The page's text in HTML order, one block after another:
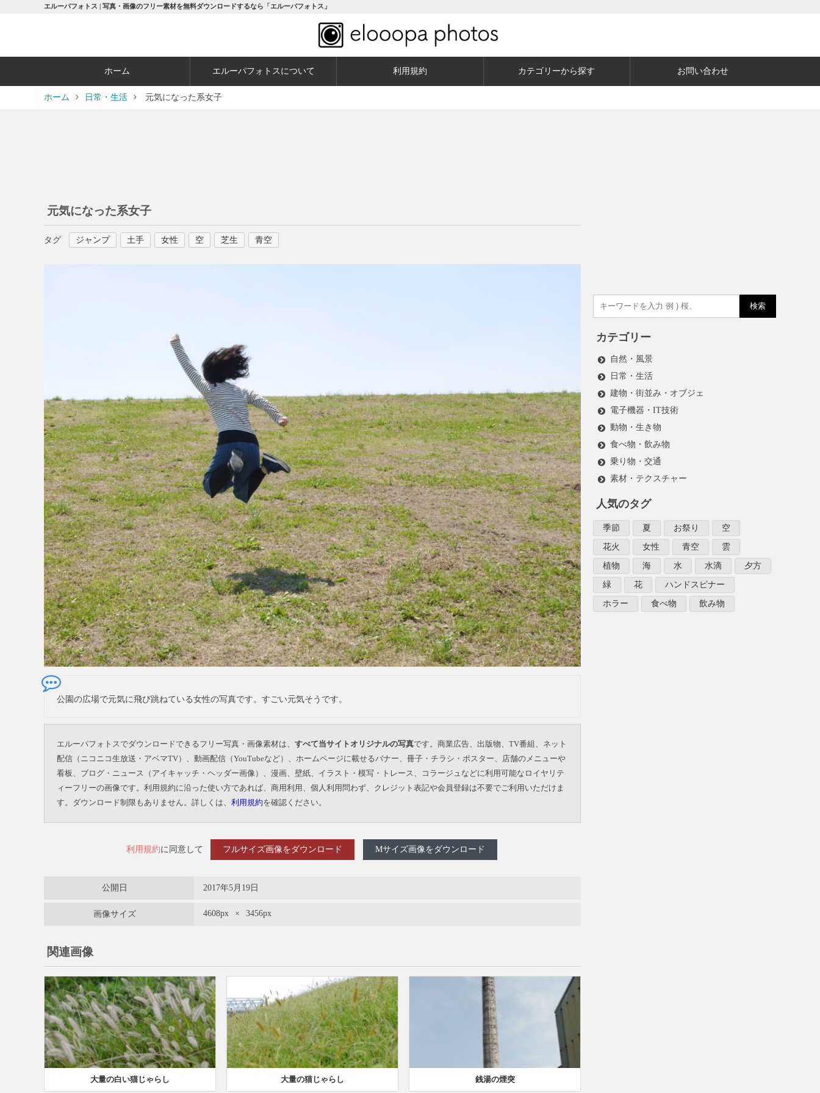
エルーパフォトス | 写真・画像のフリー素材を無料ダウンロードするなら「エルーパフォトス」
ホーム エルーパフォトスについて 利用規約 カテゴリーから探す お問い合わせ
ホーム 日常・生活 元気になった系女子
元気になった系女子
タグ ジャンプ 土手 女性 空 芝生 青空
公園の広場で元気に飛び跳ねている女性の写真です。すごい元気そうです。
エルーパフォトスでダウンロードできるフリー写真・画像素材は、 すべて当サイトオリジナルの写真です。商業広告、出版物、TV番組、ネット
配信（ニコニコ生放送・アベマTV）、動画配信（YouTubeなど）、ホームページに載せるバナー、冊子・チラシ・ポスター、店舗のメニューや
看板、ブログ・ニュース（アイキャッチ・ヘッダー画像）、漫画、壁紙、イラスト・模写・トレース、コラージュなどに利用可能なロイヤリテ
ィーフリーの画像です。利用規約に沿った使い方であれば、商用利用、個人利用問わず、クレジット表記や会員登録は不要でご利用いただけま
す。ダウンロード制限もありません。詳しくは、 利用規約を確認ください。
利用規約に同意して フルサイズ画像をダウンロード Mサイズ画像をダウンロード
公開日 2017年5月19日
画像サイズ 4608px × 3456px
関連画像
大量の白い猫じゃらし 大量の猫じゃらし 銭湯の煙突
検索
カテゴリー
自然・風景
日常・生活
建物・街並み・オブジェ
電子機器・IT技術
動物・生き物
食べ物・飲み物
乗り物・交通
素材・テクスチャー
人気のタグ
季節 夏 お祭り 空
花火 女性 青空 雲
植物 海 水 水滴 夕方
緑 花 ハンドスピナー
ホラー 食べ物 飲み物